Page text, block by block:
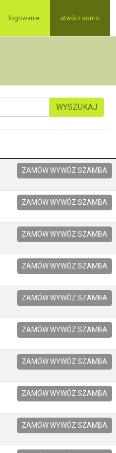
logowanie utwórz konto
WYSZUKAJ
ZAMÓW WYWÓZ SZAMBA
ZAMÓW WYWÓZ SZAMBA
ZAMÓW WYWÓZ SZAMBA
ZAMÓW WYWÓZ SZAMBA
ZAMÓW WYWÓZ SZAMBA
ZAMÓW WYWÓZ SZAMBA
ZAMÓW WYWÓZ SZAMBA
ZAMÓW WYWÓZ SZAMBA
ZAMÓW WYWÓZ SZAMBA